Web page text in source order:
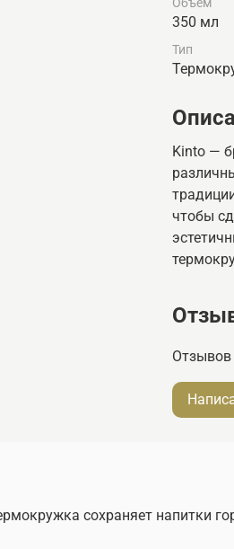
350 мл
Тип
Kinto —
чтобы
Отзывов
сохраняет